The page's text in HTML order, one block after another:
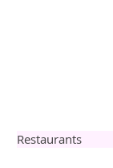
Restaurants